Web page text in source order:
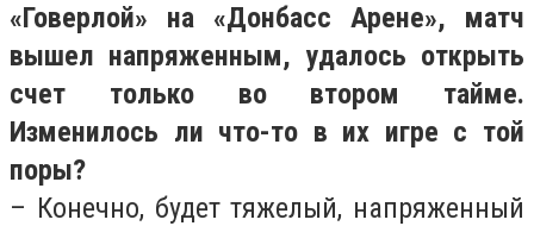
«Говерлой» на «Донбасс Арене», матч
вышел напряженным, удалось открыть
счет только во втором тайме.
Изменилось ли что-то в их игре с той
поры?
– Конечно, будет тяжелый, напряженный